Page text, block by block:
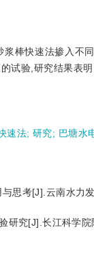
棒快速法掺入不
试验,研究结果表
速法;研究; 巴塘水
思考[J].云南水力
研究[J].长江科学院